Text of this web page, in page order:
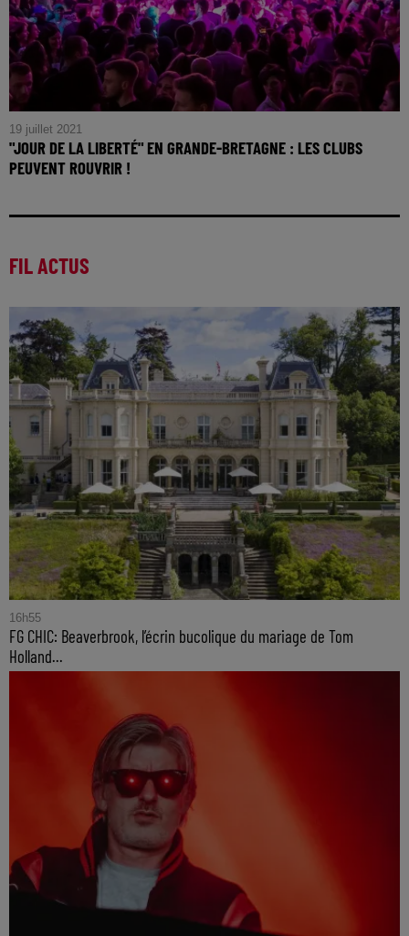
19 juillet 2021
"JOUR DE LA LIBERTÉ" EN GRANDE-BRETAGNE : LES CLUBS
PEUVENT ROUVRIR !
FIL ACTUS
16h55
FG CHIC: Beaverbrook, l’écrin bucolique du mariage de Tom
Holland...